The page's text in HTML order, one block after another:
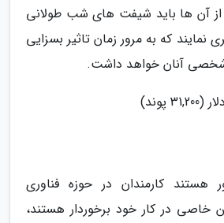
از آن ها باید شیفت های شب طولانی
نمایند که به مرور زمان تاثیر بسزایی
آنان خواهد داشت.
هستند کارمندان در حوزه فناوری
خاصی در کار خود برخوردار هستند،